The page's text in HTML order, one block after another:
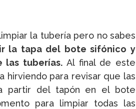
la tubería pero no sabes
la tapa del bote sifónico y
las tuberías.Al final de este
hirviendo para revisar que las
partir del tapón en el bote
para limpiar todas las